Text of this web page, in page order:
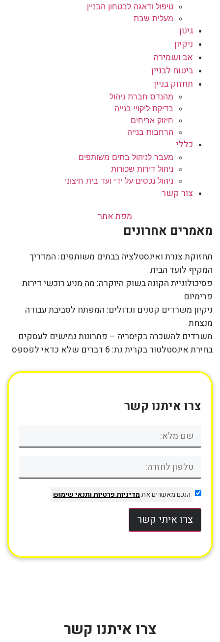
טיפול ודאגה לבטחון הבניין
מעלית שבת
גינון
ניקיון
אב ושמירה
ביטוח לבניין
תחזוק בניין
מהנדס חברת ניהול
בדיקת ליקויי בנייה
חיזוק אריחים
הרחבות בנייה
כללי
מעבר לניהול בתים משותפים
ניהול דירות שכורות
ניהול נכסים על ידי ועד בית חיצוני
צור קשר
מפת אתר
מאמרים אחרונים
תחזוקת צנרת ואינסטלציה בבתים משותפים: המדריך
המקיף לועד הבית
פסיכולוגיית הקונה בשוק היוקרה: מה מניע רוכשי דירות
פרימיום
ניקיון משרדים קטנים וגדולים: המפתח לסביבת עבודה
מנצחת
משרדים להשכרה בקיסריה – פתרונות גמישים לעסקים
בחירת אינסטלטור בקרית גת: 6 דברים שלא כדאי לפספס
צרו איתנו קשר
הנכם מאשרים אתמדיניות פרטיותותנאי שימוש
צרו איתי קשר
צרו איתנו קשר